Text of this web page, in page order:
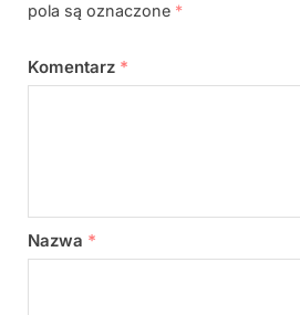
pola są oznaczone *
Komentarz *
Nazwa *